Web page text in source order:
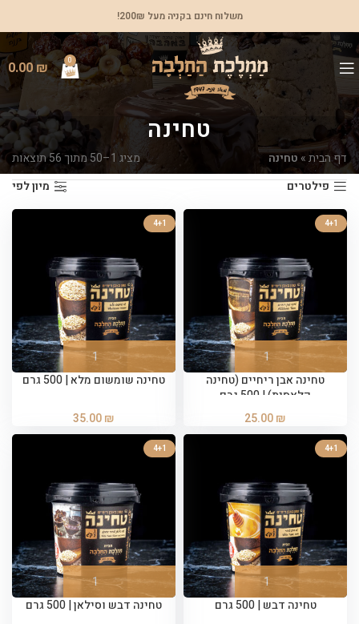
משלוח חינם בקניה מעל 200₪!
0
0.00₪
טחינה
דף הבית» טחינה
מציג 1–50 מתוך 56 תוצאות
פילטרים
מיון לפי
4+1
טחינה אבן ריחיים (טחינה
קלאסית) | 500 גרם
25.00₪
4+1
טחינה שומשום מלא | 500 גרם
35.00₪
4+1
טחינה דבש | 500 גרם
4+1
טחינה דבש וסילאן | 500 גרם